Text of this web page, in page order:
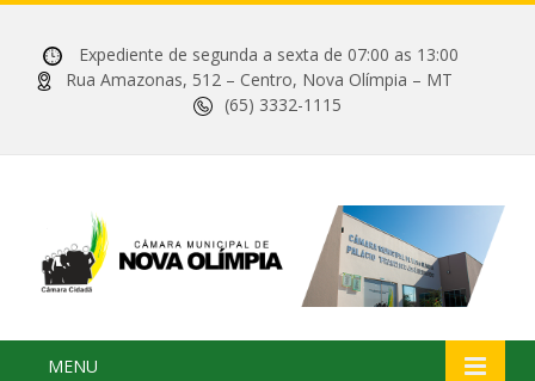
Expediente de segunda a sexta de 07:00 as 13:00
Rua Amazonas, 512 – Centro, Nova Olímpia – MT
(65) 3332-1115
MENU